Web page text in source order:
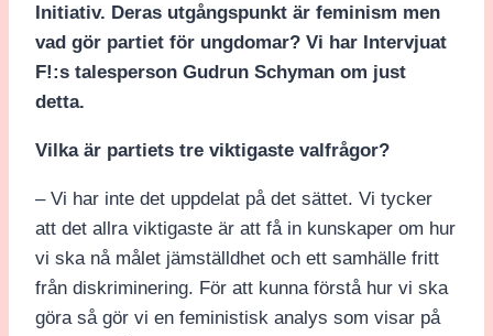
Initiativ. Deras utgångspunkt är feminism men
vad gör partiet för ungdomar? Vi har Intervjuat
F!:s talesperson Gudrun Schyman om just
detta.
Vilka är partiets tre viktigaste valfrågor?
– Vi har inte det uppdelat på det sättet. Vi tycker
att det allra viktigaste är att få in kunskaper om hur
vi ska nå målet jämställdhet och ett samhälle fritt
från diskriminering. För att kunna förstå hur vi ska
göra så gör vi en feministisk analys som visar på